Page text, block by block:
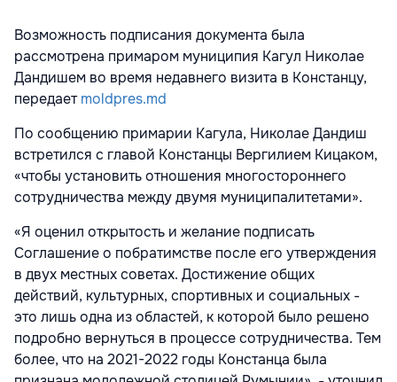
Возможность подписания документа была
рассмотрена примаром муниципия Кагул Николае
Дандишем во время недавнего визита в Констанцу,
передаетmoldpres.md
По сообщению примарии Кагула, Николае Дандиш
встретился с главой Констанцы Вергилием Кицаком,
«чтобы установить отношения многостороннего
сотрудничества между двумя муниципалитетами».
«Я оценил открытость и желание подписать
Соглашение о побратимстве после его утверждения
в двух местных советах. Достижение общих
действий, культурных, спортивных и социальных -
это лишь одна из областей, к которой было решено
подробно вернуться в процессе сотрудничества. Тем
более, что на 2021-2022 годы Констанца была